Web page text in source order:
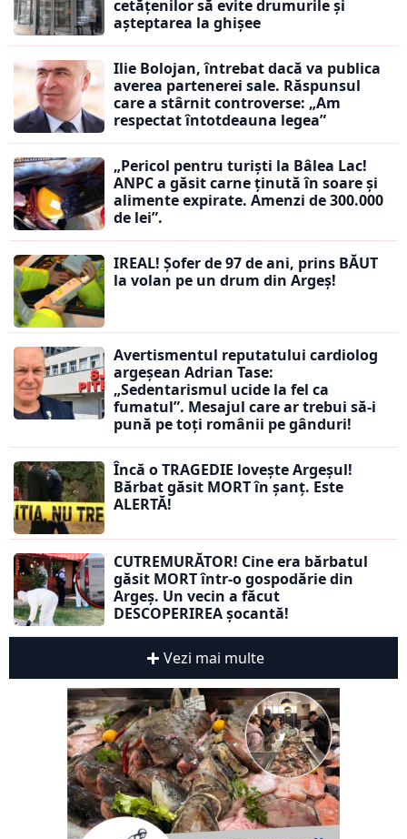
cetățenilor să evite drumurile și
așteptarea la ghișee
Ilie Bolojan, întrebat dacă va publica
averea partenerei sale. Răspunsul
care a stârnit controverse: „Am
respectat întotdeauna legea”
„Pericol pentru turiști la Bâlea Lac!
ANPC a găsit carne ținută în soare și
alimente expirate. Amenzi de 300.000
de lei”.
IREAL! Șofer de 97 de ani, prins BĂUT
la volan pe un drum din Argeș!
Avertismentul reputatului cardiolog
argeșean Adrian Tase:
„Sedentarismul ucide la fel ca
fumatul”. Mesajul care ar trebui să-i
pună pe toți românii pe gânduri!
Încă o TRAGEDIE lovește Argeșul!
Bărbat găsit MORT în șanț. Este
ALERTĂ!
CUTREMURĂTOR! Cine era bărbatul
găsit MORT într-o gospodărie din
Argeș. Un vecin a făcut
DESCOPERIREA șocantă!
Vezi mai multe